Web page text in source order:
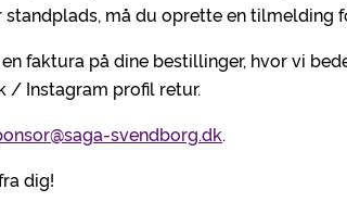
må du oprette en tilmelding
faktura på dine bestillinger, hvor vi
/ Instagram profil retur.
svendborg.dk.
dig!